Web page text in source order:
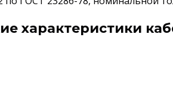
характеристики